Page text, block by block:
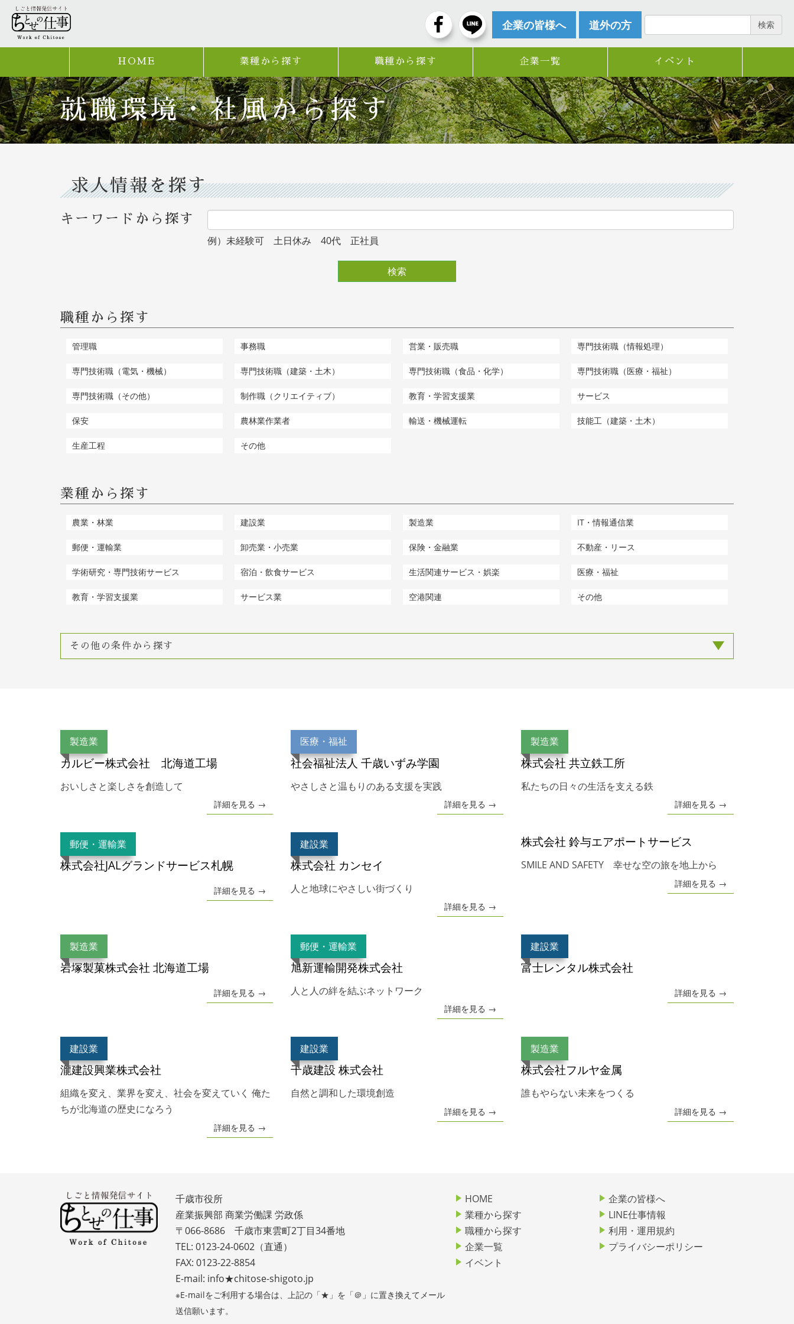
企業の皆様へ 道外の方 検索
HOME 業種から探す 職種から探す 企業一覧 イベント
就職環境・社風から探す
求人情報を探す
キーワードから探す
例）未経験可 土日休み 40代 正社員
検索
職種から探す
管理職 事務職 営業・販売職 専門技術職（情報処理）
専門技術職（電気・機械） 専門技術職（建築・土木） 専門技術職（食品・化学） 専門技術職（医療・福祉）
専門技術職（その他） 制作職（クリエイティブ） 教育・学習支援業 サービス
保安 農林業作業者 輸送・機械運転 技能工（建築・土木）
生産工程 その他
業種から探す
農業・林業 建設業 製造業 IT・情報通信業
郵便・運輸業 卸売業・小売業 保険・金融業 不動産・リース
学術研究・専門技術サービス 宿泊・飲食サービス 生活関連サービス・娯楽 医療・福祉
教育・学習支援業 サービス業 空港関連 その他
その他の条件から探す
製造業
カルビー株式会社 北海道工場
おいしさと楽しさを創造して
詳細を見る →
医療・福祉
社会福祉法人 千歳いずみ学園
やさしさと温もりのある支援を実践
詳細を見る →
製造業
株式会社 共立鉄工所
私たちの日々の生活を支える鉄
詳細を見る →
郵便・運輸業
株式会社JALグランドサービス札幌
詳細を見る →
建設業
株式会社 カンセイ
人と地球にやさしい街づくり
詳細を見る →
株式会社 鈴与エアポートサービス
SMILE AND SAFETY 幸せな空の旅を地上から
詳細を見る →
製造業
岩塚製菓株式会社 北海道工場
詳細を見る →
郵便・運輸業
旭新運輸開発株式会社
人と人の絆を結ぶネットワーク
詳細を見る →
建設業
富士レンタル株式会社
詳細を見る →
建設業
瀧建設興業株式会社
組織を変え、業界を変え、社会を変えていく 俺た
ちが北海道の歴史になろう
詳細を見る →
建設業
千歳建設 株式会社
自然と調和した環境創造
詳細を見る →
製造業
株式会社フルヤ金属
誰もやらない未来をつくる
詳細を見る →
千歳市役所
産業振興部 商業労働課 労政係
〒066-8686 千歳市東雲町2丁目34番地
TEL: 0123-24-0602（直通）
FAX: 0123-22-8854
E-mail: info★chitose-shigoto.jp
※E-mailをご利用する場合は、上記の「★」を「＠」に置き換えてメール
送信願います。
HOME
業種から探す
職種から探す
企業一覧
イベント
企業の皆様へ
LINE仕事情報
利用・運用規約
プライバシーポリシー